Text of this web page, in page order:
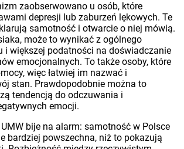
zaobserwowano u osób, które
depresji lub zaburzeń lękowych. Te
samotność i otwarcie o niej mówią.
może to wynikać z ogólnego
i większej podatności na doświadczanie
emocjonalnych. To także osoby, które
więc łatwiej im nazwać i
stan. Prawdopodobnie można to
tendencją do odczuwania i
emocji.
bije na alarm: samotność w Polsce
bardziej powszechna, niż to pokazują